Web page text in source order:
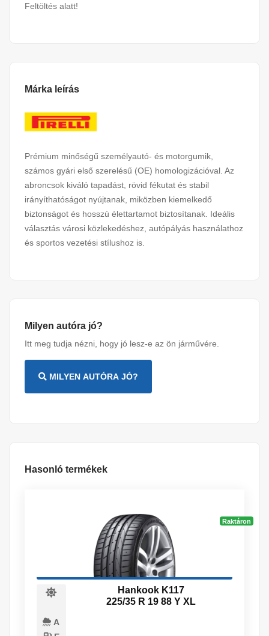
Feltöltés alatt!
Márka leírás
Prémium minőségű személyautó- és motorgumik,
számos gyári első szerelésű (OE) homologizációval. Az
abroncsok kiváló tapadást, rövid fékutat és stabil
irányíthatóságot nyújtanak, miközben kiemelkedő
biztonságot és hosszú élettartamot biztosítanak. Ideális
választás városi közlekedéshez, autópályás használathoz
és sportos vezetési stílushoz is.
Milyen autóra jó?
Itt meg tudja nézni, hogy jó lesz-e az ön járművére.
MILYEN AUTÓRA JÓ?
Hasonló termékek
Raktáron
A
Hankook K117
225/35 R 19 88 Y XL